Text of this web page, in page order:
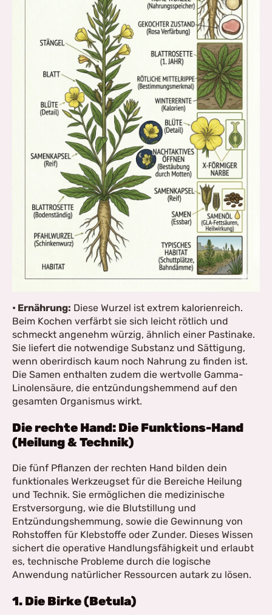
• Ernährung: Diese Wurzel ist extrem kalorienreich.
Beim Kochen verfärbt sie sich leicht rötlich und
schmeckt angenehm würzig, ähnlich einer Pastinake.
Sie liefert die notwendige Substanz und Sättigung,
wenn oberirdisch kaum noch Nahrung zu finden ist.
Die Samen enthalten zudem die wertvolle Gamma-
Linolensäure, die entzündungshemmend auf den
gesamten Organismus wirkt.
Die rechte Hand: Die Funktions-Hand
(Heilung & Technik)
Die fünf Pflanzen der rechten Hand bilden dein
funktionales Werkzeugset für die Bereiche Heilung
und Technik. Sie ermöglichen die medizinische
Erstversorgung, wie die Blutstillung und
Entzündungshemmung, sowie die Gewinnung von
Rohstoffen für Klebstoffe oder Zunder. Dieses Wissen
sichert die operative Handlungsfähigkeit und erlaubt
es, technische Probleme durch die logische
Anwendung natürlicher Ressourcen autark zu lösen.
1. Die Birke (Betula)